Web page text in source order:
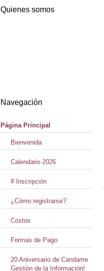
Quienes somos
Navegación
Página Principal
Bienvenida
Calendario 2026
# Inscripción
¿Cómo registrarse?
Costos
Formas de Pago
20 Aniversario de Candame
Gestión de la Información!